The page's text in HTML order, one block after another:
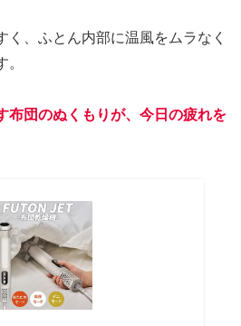
く、ふとん内部に温風をムラなく
布団のぬくもりが、今日の疲れを